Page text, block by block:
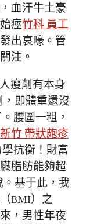
血汗牛土豪
痙竹科 員工
出哀嚎。管
注。
瘦削有本身
，即體重還沒
腰圍一粗，
新竹 帶狀皰疹
抗衡！財富
脂肪能夠超
基于此，我
BMI）之
，男性年夜